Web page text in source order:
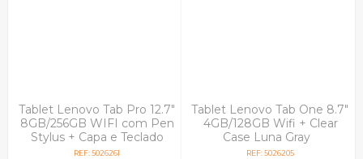
Tablet Lenovo Tab Pro 12.7"
8GB/256GB WIFI com Pen
Stylus + Capa e Teclado
Cinza
REF: 5026261
Tablet Lenovo Tab One 8.7"
4GB/128GB Wifi + Clear
Case Luna Gray
REF: 5026205